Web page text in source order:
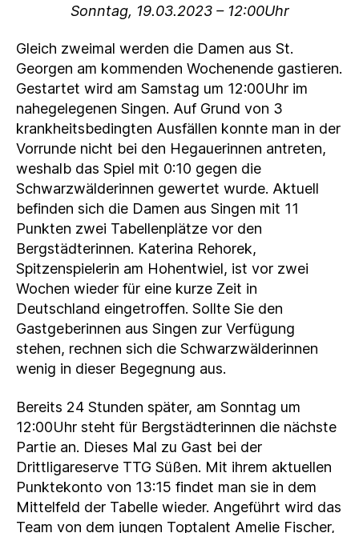
Sonntag, 19.03.2023 – 12:00Uhr
Gleich zweimal werden die Damen aus St.
Georgen am kommenden Wochenende gastieren.
Gestartet wird am Samstag um 12:00Uhr im
nahegelegenen Singen. Auf Grund von 3
krankheitsbedingten Ausfällen konnte man in der
Vorrunde nicht bei den Hegauerinnen antreten,
weshalb das Spiel mit 0:10 gegen die
Schwarzwälderinnen gewertet wurde. Aktuell
befinden sich die Damen aus Singen mit 11
Punkten zwei Tabellenplätze vor den
Bergstädterinnen. Katerina Rehorek,
Spitzenspielerin am Hohentwiel, ist vor zwei
Wochen wieder für eine kurze Zeit in
Deutschland eingetroffen. Sollte Sie den
Gastgeberinnen aus Singen zur Verfügung
stehen, rechnen sich die Schwarzwälderinnen
wenig in dieser Begegnung aus.
Bereits 24 Stunden später, am Sonntag um
12:00Uhr steht für Bergstädterinnen die nächste
Partie an. Dieses Mal zu Gast bei der
Drittligareserve TTG Süßen. Mit ihrem aktuellen
Punktekonto von 13:15 findet man sie in dem
Mittelfeld der Tabelle wieder. Angeführt wird das
Team von dem jungen Toptalent Amelie Fischer,